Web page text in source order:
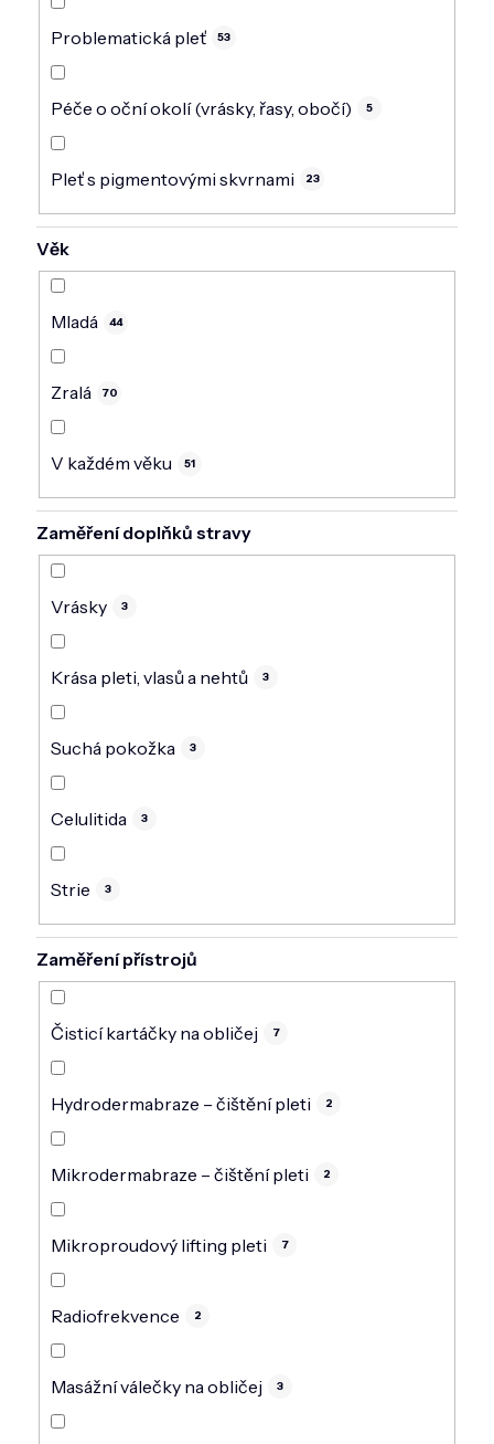
Problematická pleť 53
Péče o oční okolí (vrásky, řasy, obočí) 5
Pleť s pigmentovými skvrnami 23
Věk
Mladá 44
Zralá 70
V každém věku 51
Zaměření doplňků stravy
Vrásky 3
Krása pleti, vlasů a nehtů 3
Suchá pokožka 3
Celulitida 3
Strie 3
Zaměření přístrojů
Čisticí kartáčky na obličej 7
Hydrodermabraze – čištění pleti 2
Mikrodermabraze – čištění pleti 2
Mikroproudový lifting pleti 7
Radiofrekvence 2
Masážní válečky na obličej 3